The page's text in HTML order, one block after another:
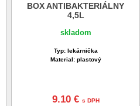
BOX ANTIBAKTERIÁLNY
4,5L
skladom
Typ: lekárnička
Material: plastový
9.10 € s DPH